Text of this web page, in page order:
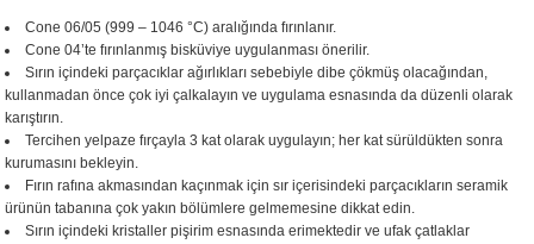
Stoneware Flux
1305 °C
- 1222 °C
- 1046 °C
Cone 06/05 (999 – 1046 °C) aralığında fırınlanır.
Cone 04’te fırınlanmış bisküviye uygulanması önerilir.
Sırın içindeki parçacıklar ağırlıkları sebebiyle dibe çökmüş olacağından,
kullanmadan önce çok iyi çalkalayın ve uygulama esnasında da düzenli olarak
karıştırın.
Tercihen yelpaze fırçayla 3 kat olarak uygulayın; her kat sürüldükten sonra
kurumasını bekleyin.
Fırın rafına akmasından kaçınmak için sır içerisindeki parçacıkların seramik
ürünün tabanına çok yakın bölümlere gelmemesine dikkat edin.
Sırın içindeki kristaller pişirim esnasında erimektedir ve ufak çatlaklar